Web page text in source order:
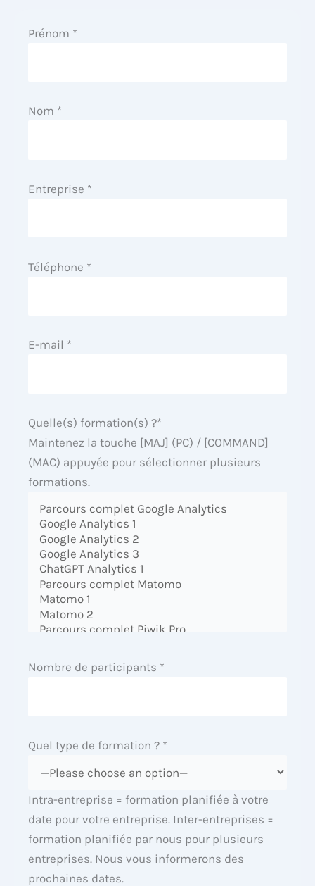
Prénom *
Nom *
Entreprise *
Téléphone *
E-mail *
Quelle(s) formation(s) ?*
Maintenez la touche [MAJ] (PC) / [COMMAND]
(MAC) appuyée pour sélectionner plusieurs
formations.
Nombre de participants *
Quel type de formation ? *
Intra-entreprise = formation planifiée à votre
date pour votre entreprise. Inter-entreprises =
formation planifiée par nous pour plusieurs
entreprises. Nous vous informerons des
prochaines dates.